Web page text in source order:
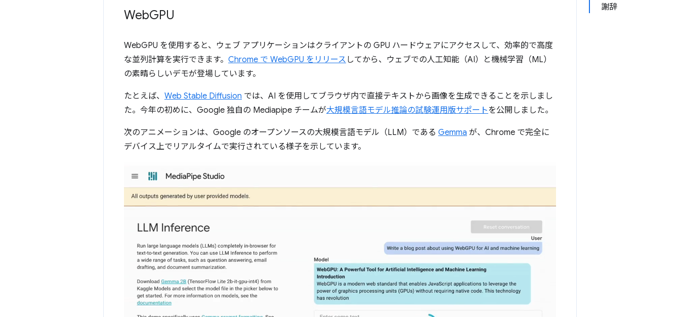
謝辞
WebGPU
WebGPU を使用すると、ウェブ アプリケーションはクライアントの GPU ハードウェアにアクセスして、効率的で高度
な並列計算を実行できます。 Chrome で WebGPU をリリース してから、ウェブでの人工知能（AI）と機械学習（ML）
の素晴らしいデモが登場しています。
たとえば、 Web Stable Diffusion では、AI を使用してブラウザ内で直接テキストから画像を生成できることを示しまし
た。今年の初めに、Google 独自の Mediapipe チームが大規模言語モデル推論の試験運用版サポートを公開しました。
次のアニメーションは、Google のオープンソースの大規模言語モデル（LLM）である Gemma が、Chrome で完全に
デバイス上でリアルタイムで実行されている様子を示しています。